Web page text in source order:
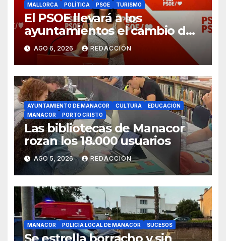
MALLORCA POLÍTICA PSOE TURISMO
El PSOE llevará a los
ayuntamientos el cambio de
modelo turístico y de vivienda
AGO 6, 2026 REDACCIÓN
AYUNTAMIENTO DE MANACOR CULTURA
EDUCACIÓN
MANACOR
PORTO CRISTO
Las bibliotecas de Manacor
rozan los 18.000 usuarios
AGO 5, 2026 REDACCIÓN
MANACOR POLICÍA LOCAL DE MANACOR SUCESOS